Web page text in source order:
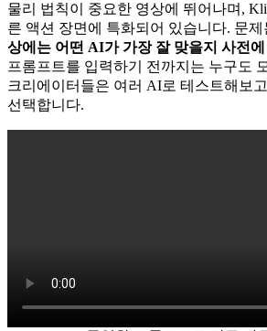
물리 법칙이 중요한 영상에 뛰어나며,
른 액션 장면에 특화되어 있습니다. 문제
상에는 어떤 AI가 가장 잘 맞을지 사전
프롬프트를 입력하기 전까지는 누구도
크리에이터들은 여러 AI로 테스트해보
선택합니다.